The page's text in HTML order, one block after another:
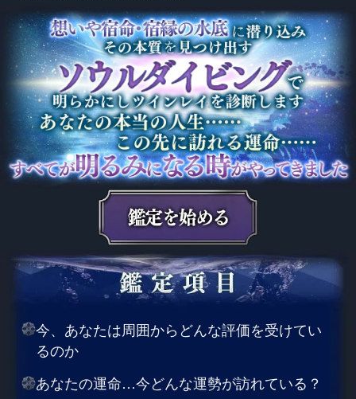
今、あなたは周囲からどんな評価を受けてい
るのか
あなたの運命…今どんな運勢が訪れている？